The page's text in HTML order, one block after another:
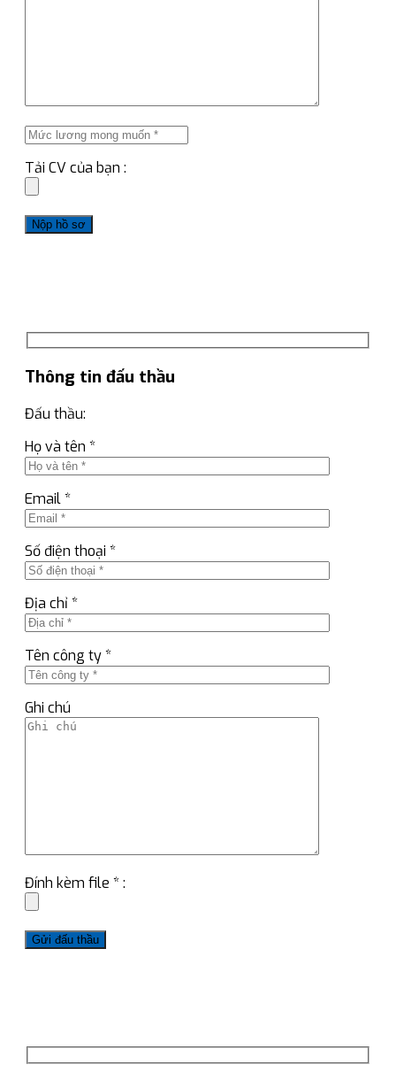
Tải CV của bạn :
Thông tin đấu thầu
Đấu thầu:
Họ và tên *
Email *
Số điện thoại *
Địa chỉ *
Tên công ty *
Ghi chú
Đính kèm file * :